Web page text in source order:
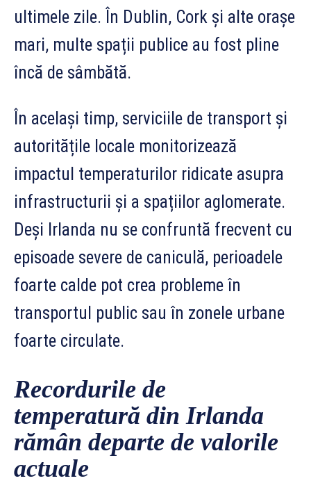
ultimele zile. În Dublin, Cork și alte orașe
mari, multe spații publice au fost pline
încă de sâmbătă.
În același timp, serviciile de transport și
autoritățile locale monitorizează
impactul temperaturilor ridicate asupra
infrastructurii și a spațiilor aglomerate.
Deși Irlanda nu se confruntă frecvent cu
episoade severe de caniculă, perioadele
foarte calde pot crea probleme în
transportul public sau în zonele urbane
foarte circulate.
Recordurile de
temperatură din Irlanda
rămân departe de valorile
actuale